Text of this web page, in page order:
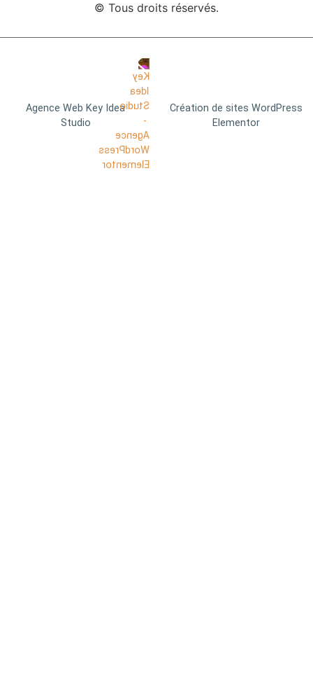
© Tous droits réservés.
Agence Web Key Idea
Studio
Création de sites WordPress
Elementor